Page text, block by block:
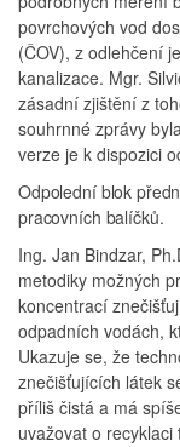
povrchových vod
(ČOV), z odlehčení
kanalizace. Mgr.
zásadní zjištění z
souhrnné zprávy
verze je k dispozici
Odpolední blok
pracovních balíčků.
Ing. Jan Bindzar,
metodiky možných
koncentrací
odpadních vodách,
Ukazuje se, že
znečišťujících látek
příliš čistá a má
uvažovat o recyklaci